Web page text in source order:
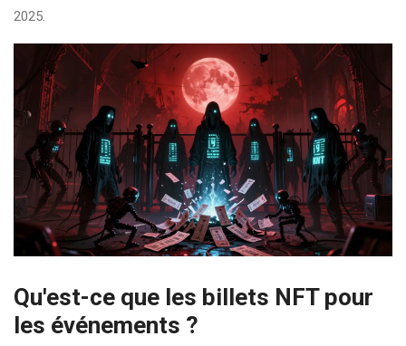
2025.
Qu'est-ce que les billets NFT pour
les événements ?